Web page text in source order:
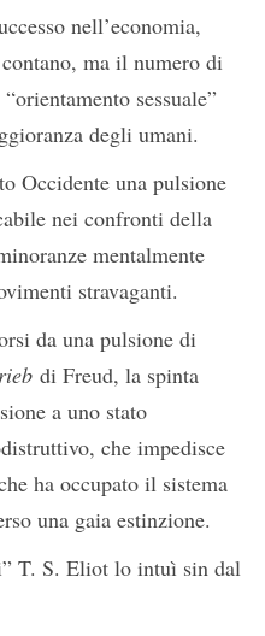
nell’economia,
ma il numero di
sessuale”
degli umani.
Occidente una pulsione
nei confronti della
mentalmente
stravaganti.
da una pulsione di
di Freud, la spinta
a uno stato
che impedisce
ha occupato il sistema
una gaia estinzione.
T. S. Eliot lo intuì sin dal